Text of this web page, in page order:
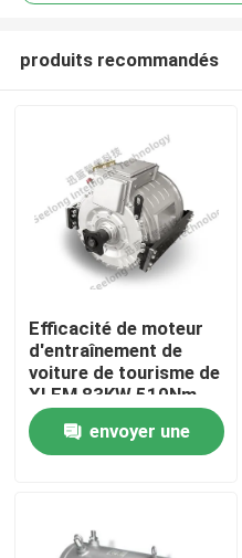
À la maison
Produits
À propos de nous
Contrôle qualité
produits recommandés
Efficacité de moteur
d'entraînement de
voiture de tourisme de
XLEM 83KW 510Nm
3000rpm de moteur
envoyer une